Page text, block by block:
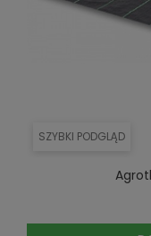
SZYBKI PODGLĄD